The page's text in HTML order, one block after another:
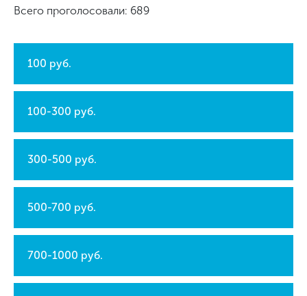
Всего проголосовали: 689
100 руб.
100-300 руб.
300-500 руб.
500-700 руб.
700-1000 руб.